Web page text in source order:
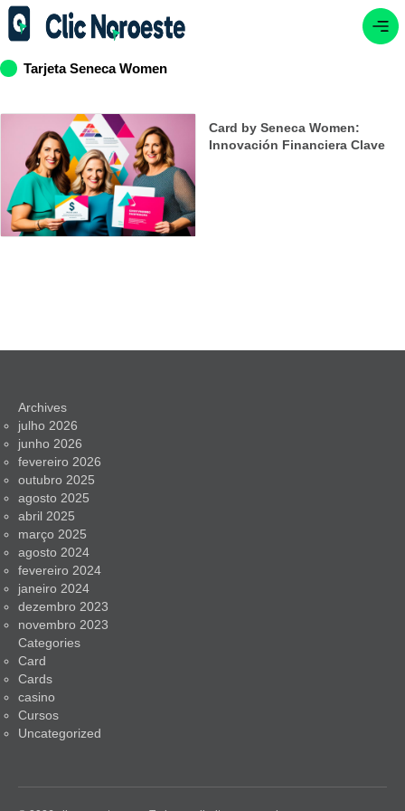
Tarjeta Seneca Women
Card by Seneca Women:
Innovación Financiera Clave
Archives
julho 2026
junho 2026
fevereiro 2026
outubro 2025
agosto 2025
abril 2025
março 2025
agosto 2024
fevereiro 2024
janeiro 2024
dezembro 2023
novembro 2023
Categories
Card
Cards
casino
Cursos
Uncategorized